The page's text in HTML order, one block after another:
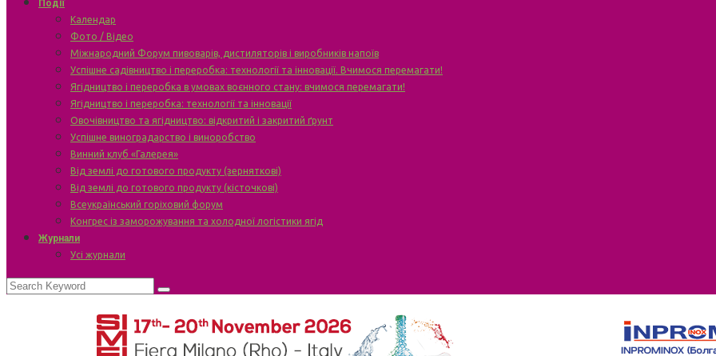
Події
Календар
Фото / Відео
Міжнародний Форум пивоварів, дистиляторів і виробників напоїв
Успішне садівництво і переробка: технології та інновації. Вчимося перемагати!
Ягідництво і переробка в умовах воєнного стану: вчимося перемагати!
Ягідництво і переробка: технології та інновації
Овочівництво та ягідництво: відкритий і закритий ґрунт
Успішне виноградарство і виноробство
Винний клуб «Галерея»
Від землі до готового продукту (зерняткові)
Від землі до готового продукту (кісточкові)
Всеукраїнський горіховий форум
Конгрес із заморожування та холодної логістики ягід
Журнали
Усі журнали